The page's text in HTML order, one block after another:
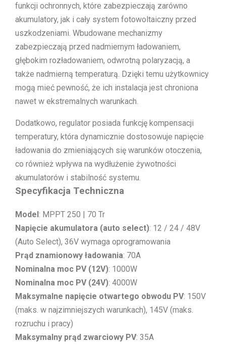
funkcji ochronnych, które zabezpieczają zarówno
akumulatory, jak i cały system fotowoltaiczny przed
uszkodzeniami. Wbudowane mechanizmy
zabezpieczają przed nadmiernym ładowaniem,
głębokim rozładowaniem, odwrotną polaryzacją, a
także nadmierną temperaturą. Dzięki temu użytkownicy
mogą mieć pewność, że ich instalacja jest chroniona
nawet w ekstremalnych warunkach.
Dodatkowo, regulator posiada funkcję kompensacji
temperatury, która dynamicznie dostosowuje napięcie
ładowania do zmieniających się warunków otoczenia,
co również wpływa na wydłużenie żywotności
akumulatorów i stabilność systemu.
Specyfikacja Techniczna
Model: MPPT 250 | 70 Tr
Napięcie akumulatora (auto select): 12 / 24 / 48V
(Auto Select), 36V wymaga oprogramowania
Prąd znamionowy ładowania: 70A
Nominalna moc PV (12V): 1000W
Nominalna moc PV (24V): 4000W
Maksymalne napięcie otwartego obwodu PV: 150V
(maks. w najzimniejszych warunkach), 145V (maks.
rozruchu i pracy)
Maksymalny prąd zwarciowy PV: 35A